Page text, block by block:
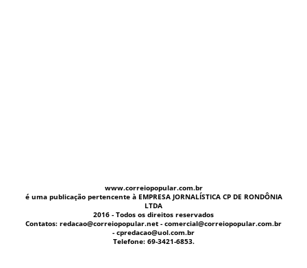
www.correiopopular.com.br
é uma publicação pertencente à EMPRESA JORNALÍSTICA CP DE RONDÔNIA
LTDA
2016 - Todos os direitos reservados
Contatos: redacao@correiopopular.net - comercial@correiopopular.com.br
- cpredacao@uol.com.br
Telefone: 69-3421-6853.